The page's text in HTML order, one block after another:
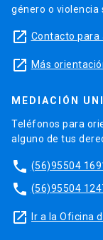
género o violencia
launch Contacto para
launch Más
MEDIACIÓN
Teléfonos para
alguno de tus
phone (56)95504
phone (56)95504
launch Ir a la Oficina